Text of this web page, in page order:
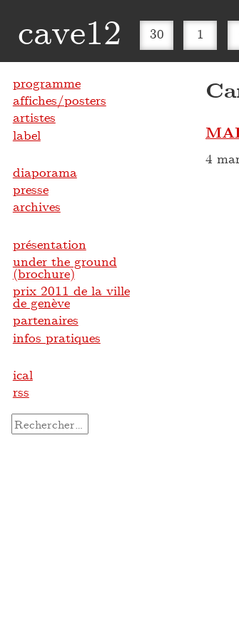
cave12 30 1
4
programme
affiches/posters
artistes
label
diaporama
presse
archives
présentation
under the ground
(brochure)
prix 2011 de la ville
de genève
partenaires
infos pratiques
ical
rss
Rechercher :